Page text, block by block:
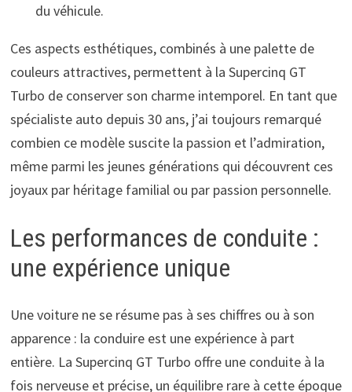
du véhicule.
Ces aspects esthétiques, combinés à une palette de
couleurs attractives, permettent à la Supercinq GT
Turbo de conserver son charme intemporel. En tant que
spécialiste auto depuis 30 ans, j’ai toujours remarqué
combien ce modèle suscite la passion et l’admiration,
même parmi les jeunes générations qui découvrent ces
joyaux par héritage familial ou par passion personnelle.
Les performances de conduite :
une expérience unique
Une voiture ne se résume pas à ses chiffres ou à son
apparence : la conduire est une expérience à part
entière. La Supercinq GT Turbo offre une conduite à la
fois nerveuse et précise, un équilibre rare à cette époque